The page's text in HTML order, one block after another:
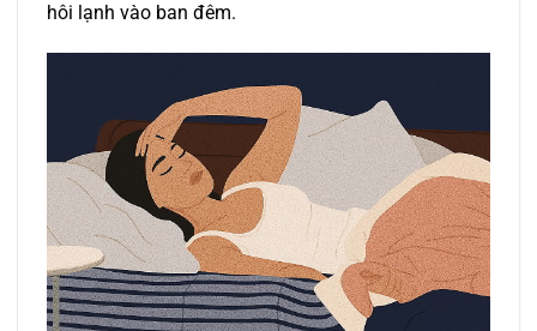
hôi lạnh vào ban đêm.